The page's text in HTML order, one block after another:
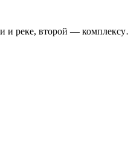
и реке, второй —